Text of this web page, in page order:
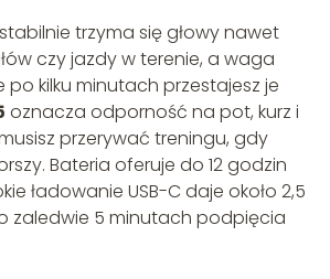
trzyma się głowy nawet
czy jazdy w terenie, a waga
po kilku minutach przestajesz je
oznacza odporność na pot, kurz i
przerywać treningu, gdy
Bateria oferuje do 12 godzin
ładowanie USB-C daje około 2,5
zaledwie 5 minutach podpięcia